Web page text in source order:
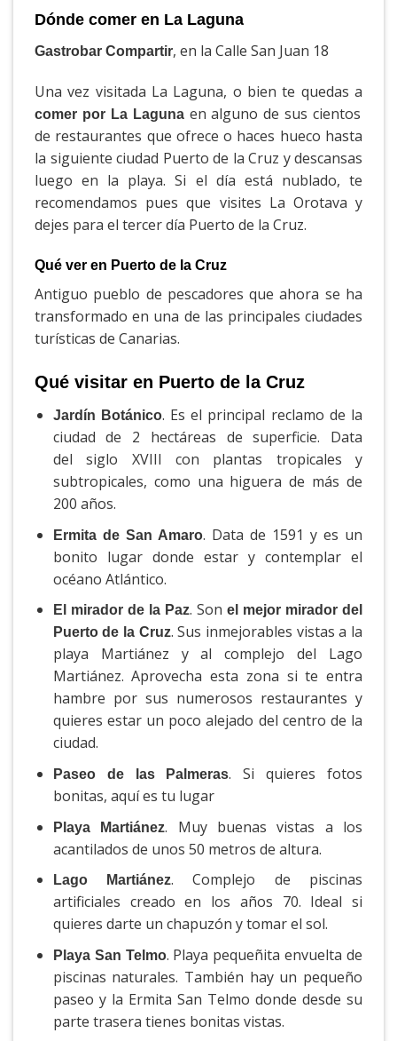
Dónde comer en La Laguna
Gastrobar Compartir, en la Calle San Juan 18
Una vez visitada La Laguna, o bien te quedas a
comer por La Lagunaen alguno de sus cientos
de restaurantes que ofrece o haces hueco hasta
la siguiente ciudad Puerto de la Cruz y descansas
luego en la playa. Si el día está nublado, te
recomendamos pues que visites La Orotava y
dejes para el tercer día Puerto de la Cruz.
Qué ver en Puerto de la Cruz
Antiguo pueblo de pescadores que ahora se ha
transformado en una de las principales ciudades
turísticas de Canarias.
Qué visitar en Puerto de la Cruz
Jardín Botánico. Es el principal reclamo de la
ciudad de 2 hectáreas de superficie. Data
del siglo XVIII con plantas tropicales y
subtropicales, como una higuera de más de
200 años.
Ermita de San Amaro. Data de 1591 y es un
bonito lugar donde estar y contemplar el
océano Atlántico.
El mirador de la Paz. Son el mejor mirador del
Puerto de la Cruz. Sus inmejorables vistas a la
playa Martiánez y al complejo del Lago
Martiánez. Aprovecha esta zona si te entra
hambre por sus numerosos restaurantes y
quieres estar un poco alejado del centro de la
ciudad.
Paseo de las Palmeras. Si quieres fotos
bonitas, aquí es tu lugar
Playa Martiánez. Muy buenas vistas a los
acantilados de unos 50 metros de altura.
Lago Martiánez. Complejo de piscinas
artificiales creado en los años 70. Ideal si
quieres darte un chapuzón y tomar el sol.
Playa San Telmo. Playa pequeñita envuelta de
piscinas naturales. También hay un pequeño
paseo y la Ermita San Telmo donde desde su
parte trasera tienes bonitas vistas.